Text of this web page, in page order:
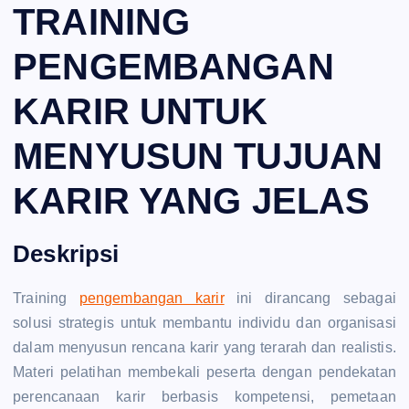
TRAINING
PENGEMBANGAN
KARIR UNTUK
MENYUSUN TUJUAN
KARIR YANG JELAS
Deskripsi
Training pengembangan karirini dirancang sebagai
solusi strategis untuk membantu individu dan organisasi
dalam menyusun rencana karir yang terarah dan realistis.
Materi pelatihan membekali peserta dengan pendekatan
perencanaan karir berbasis kompetensi, pemetaan